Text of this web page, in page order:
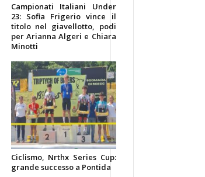
Campionati Italiani Under
23: Sofia Frigerio vince il
titolo nel giavellotto, podi
per Arianna Algeri e Chiara
Minotti
Ciclismo, Nrthx Series Cup:
grande successo a Pontida